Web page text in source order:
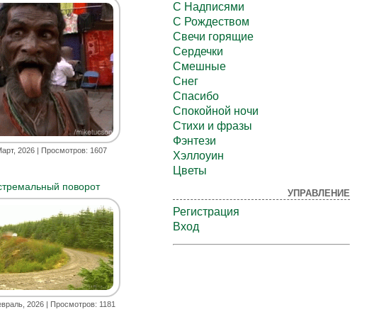
2026| Просмотров: 1607
поворот
2026| Просмотров: 1181
С Надписями
С Рождеством
Свечи горящие
Сердечки
Смешные
Снег
Спасибо
Спокойной ночи
Стихи и фразы
Фэнтези
Хэллоуин
Цветы
УПРАВЛЕНИЕ
Регистрация
Вход